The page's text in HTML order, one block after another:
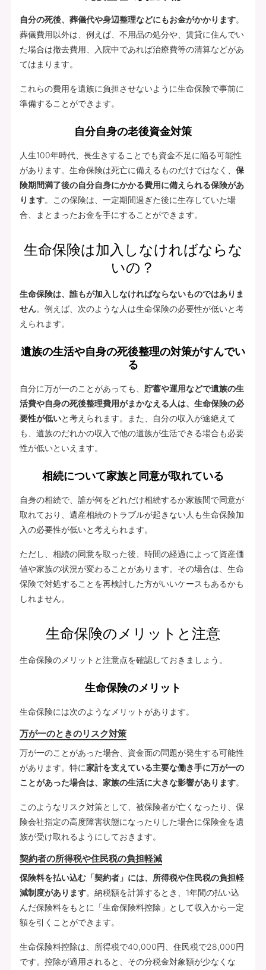
自分の死後、葬儀代や身辺整理などにもお金がかかります。
葬儀費用以外は、例えば、不用品の処分や、賃貸に住んでい
た場合は撤去費用、入院中であれば治療費等の清算などがあ
てはまります。
これらの費用を遺族に負担させないように生命保険で事前に
準備することができます。
自分自身の老後資金対策
人生100年時代、長生きすることでも資金不足に陥る可能性
があります。生命保険は死亡に備えるものだけではなく、 保
険期間満了後の自分自身にかかる費用に備えられる保険があ
ります。この保険は、一定期間過ぎた後に生存していた場
合、まとまったお金を手にすることができます。
生命保険は加入しなければならな
いの？
生命保険は、誰もが加入しなければならないものではありま
せん。例えば、次のような人は生命保険の必要性が低いと考
えられます。
遺族の生活や自身の死後整理の対策がすんでい
る
自分に万が一のことがあっても、 貯蓄や運用などで遺族の生
活費や自身の死後整理費用がまかなえる人は、生命保険の必
要性が低いと考えられます。また、自分の収入が途絶えて
も、遺族のだれかの収入で他の遺族が生活できる場合も必要
性が低いといえます。
相続について家族と同意が取れている
自身の相続で、誰が何をどれだけ相続するか家族間で同意が
取れており、遺産相続のトラブルが起きない人も生命保険加
入の必要性が低いと考えられます。
ただし、相続の同意を取った後、時間の経過によって資産価
値や家族の状況が変わることがあります。その場合は、生命
保険で対処することを再検討した方がいいケースもあるかも
しれません。
生命保険のメリットと注意
生命保険のメリットと注意点を確認しておきましょう。
生命保険のメリット
生命保険には次のようなメリットがあります。
万が一のときのリスク対策
万が一のことがあった場合、資金面の問題が発生する可能性
があります。特に家計を支えている主要な働き手に万が一の
ことがあった場合は、家族の生活に大きな影響があります。
このようなリスク対策として、被保険者が亡くなったり、保
険会社指定の高度障害状態になったりした場合に保険金を遺
族が受け取れるようにしておきます。
契約者の所得税や住民税の負担軽減
保険料を払い込む「契約者」には、所得税や住民税の負担軽
減制度があります。納税額を計算するとき、1年間の払い込
んだ保険料をもとに「生命保険料控除」として収入から一定
額を引くことができます。
生命保険料控除は、所得税で40,000円、住民税で28,000円
です。控除が適用されると、その分税金対象額が少なくな